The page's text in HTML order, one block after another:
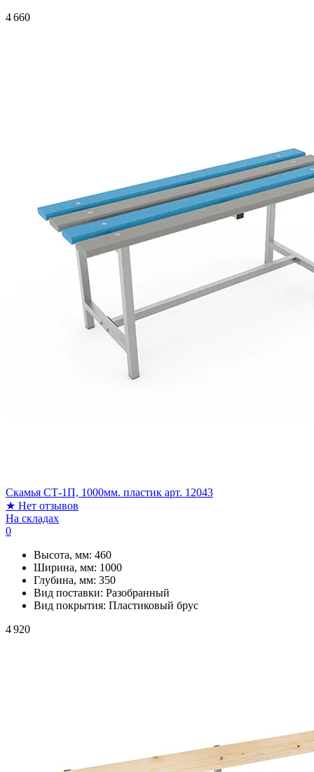
4 660
Скамья СТ-1П, 1000мм. пластик арт. 12043
★ Нет отзывов
На складах
0
Высота, мм: 460
Ширина, мм: 1000
Глубина, мм: 350
Вид поставки: Разобранный
Вид покрытия: Пластиковый брус
4 920